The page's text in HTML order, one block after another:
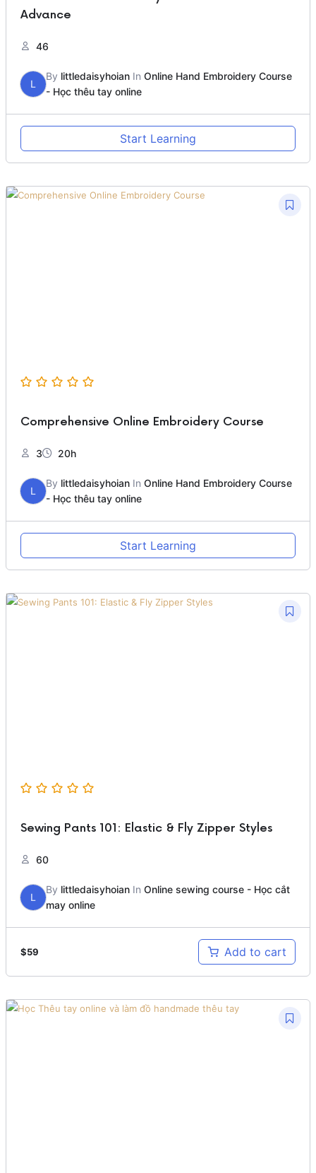
Advance
46
L
By littledaisyhoian InOnline Hand Embroidery Course
- Học thêu tay online
Start Learning
Comprehensive Online Embroidery Course
3 20h
L
By littledaisyhoian InOnline Hand Embroidery Course
- Học thêu tay online
Start Learning
Sewing Pants 101: Elastic & Fly Zipper Styles
60
L
By littledaisyhoian InOnline sewing course - Học cắt
may online
$59 Add to cart